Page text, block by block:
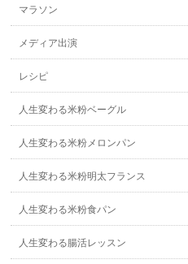
マラソン
メディア出演
レシピ
人生変わる米粉ベーグル
人生変わる米粉メロンパン
人生変わる米粉明太フランス
人生変わる米粉食パン
人生変わる腸活レッスン